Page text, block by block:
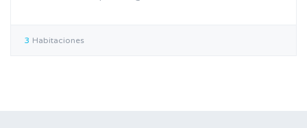
3 Habitaciones